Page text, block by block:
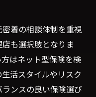
着の相談体制を重視
も選択肢となりま
はネット型保険を検
活スタイルやリスク
ンスの良い保険選び